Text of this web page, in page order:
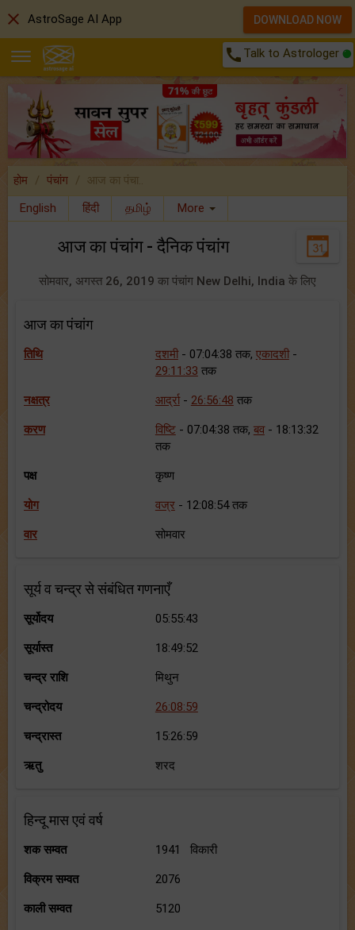
call Talk to Astrologer
होम पंचांग
आज का पंचा..
English
हिंदी தமிழ் More
आज का पंचांग - दैनिक पंचांग
सोमवार, अगस्त 26, 2019 का पंचांग New Delhi, India के लिए
आज का पंचांग
तिथि दशमी- 07:04:38 तक, एकादशी-
29:11:33 तक
नक्षत्र आर्द्रा- 26:56:48 तक
करण विष्टि- 07:04:38 तक, बव- 18:13:32
तक
पक्ष कृष्ण
योग वज्र- 12:08:54 तक
वार सोमवार
सूर्य व चन्द्र से संबंधित गणनाएँ
सूर्योदय 05:55:43
सूर्यास्त 18:49:52
चन्द्र राशि मिथुन
चन्द्रोदय 26:08:59
चन्द्रास्त 15:26:59
ऋतु शरद
हिन्दू मास एवं वर्ष
शक सम्वत 1941 विकारी
विक्रम सम्वत 2076
काली सम्वत 5120
close AstroSage AI App DOWNLOAD NOW